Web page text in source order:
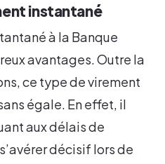
instantané
à la Banque
avantages. Outre la
ce type de virement
égale. En effet, il
aux délais de
décisif lors de